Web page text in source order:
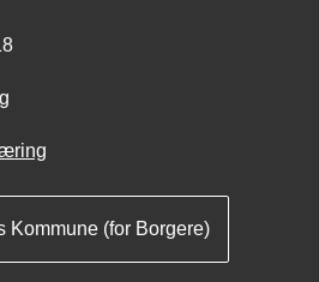
Kommune (for Borgere)